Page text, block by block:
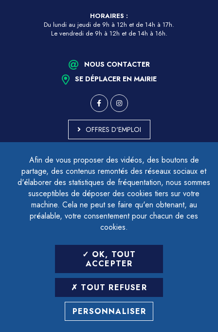
Afin de vous proposer des vidéos, des boutons de
partage, des contenus remontés des réseaux sociaux et
d'élaborer des statistiques de fréquentation, nous sommes
susceptibles de déposer des cookies tiers sur votre
machine. Cela ne peut se faire qu'en obtenant, au
préalable, votre consentement pour chacun de ces
cookies.
OK, TOUT
ACCEPTER
TOUT REFUSER
PERSONNALISER
HORAIRES :
Du lundi au jeudi de 9h à 12h et de 14h à 17h.
Le vendredi de 9h à 12h et de 14h à 16h.
NOUS CONTACTER
SE DÉPLACER EN MAIRIE
OFFRES D'EMPLOI
ACCESSIBILITÉ - PARTIELLEMENT CONFORME
PLAN DU SITE
MENTIONS LÉGALES
CONTACTER LE DÉLÉGUÉ À LA PROTECTION DES DONNÉES
GESTION DES COOKIES
LETTRE D'INFORMATION
SAISIR VOTRE ADRESSE E-MAIL
POUR VOUS INSCRIRE :
ARCHIVES DÉSINSCRIPTION